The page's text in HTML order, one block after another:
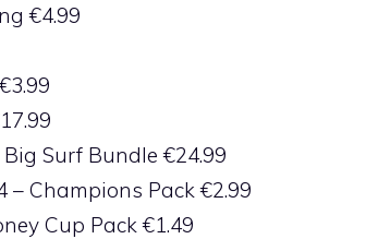
€4.99
Surf Bundle €24.99
– Champions Pack €2.99
Cup Pack €1.49